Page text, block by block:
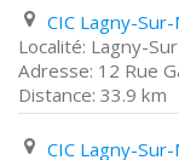
Lagny-
12 Rue
33.9 km